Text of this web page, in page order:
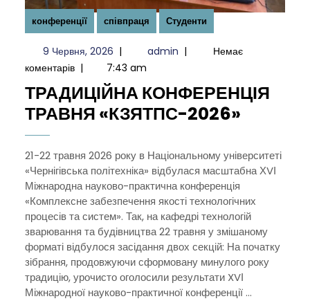
конференції співпраця Студенти
9 Червня, 20269
Червня,
| admin admin
|
Немає
коментарів | 7:43 am
ТРАДИЦІЙНА КОНФЕРЕНЦІЯ
ТРАВНЯ «КЗЯТПС-2026»
ТРАВНЯ
21-22 травня 2026 року в Національному університеті
«Чернігівська політехніка» відбулася масштабна ХVІ
Міжнародна науково-практична конференція
«Комплексне забезпечення якості технологічних
процесів та систем». Так, на кафедрі технологій
зварювання та будівництва 22 травня у змішаному
форматі відбулося засідання двох секцій: На початку
зібрання, продовжуючи сформовану минулого року
традицію, урочисто оголосили результати XVІ
Міжнародної науково-практичної конференції ...